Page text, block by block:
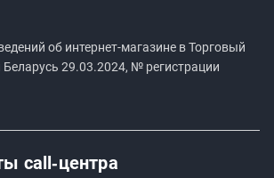
об интернет-магазине в Торговый
Беларусь 29.03.2024, № регистрации
call‑центра